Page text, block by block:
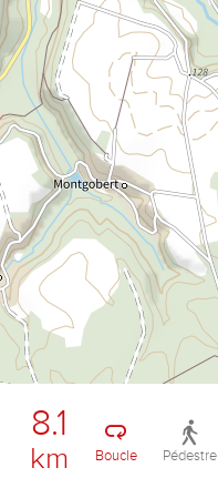
8.1
km Boucle Pédestre